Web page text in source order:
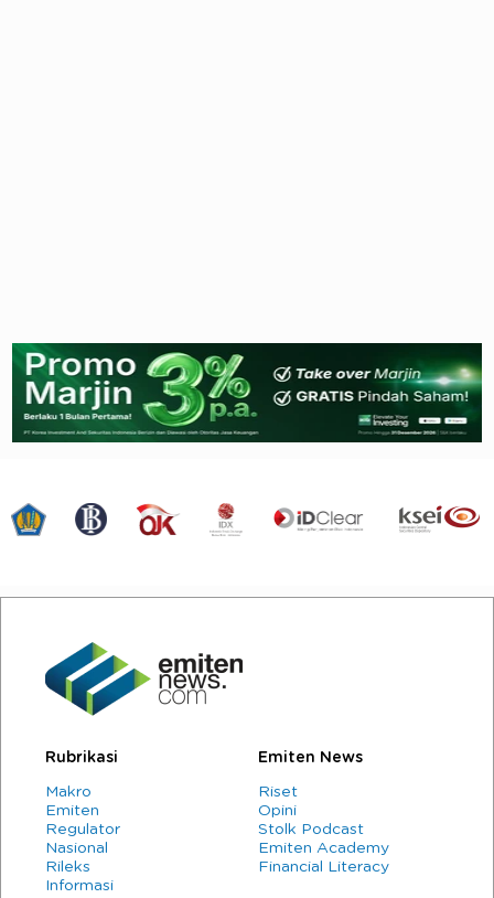
Rubrikasi
Makro
Emiten
Regulator
Nasional
Rileks
Informasi
Emiten News
Riset
Opini
Stolk Podcast
Emiten Academy
Financial Literacy